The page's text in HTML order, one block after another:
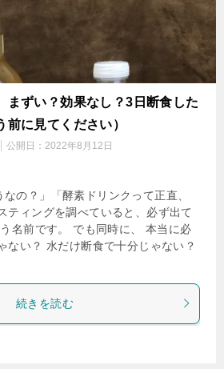
まずい？効果なし？3日断食した
に見てください）
公開日： 2022年8月12日
なの？」「酵素ドリンクって正直、
ティングを調べていると、必ず出て
名前です。 でも同時に、 本当に必
ない？ 水だけ断食で十分じゃない？
続きを読む